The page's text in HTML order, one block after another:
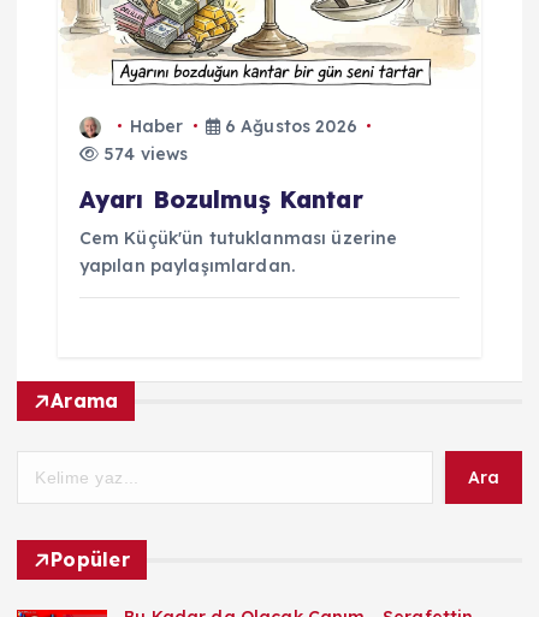
Haber
6 Ağustos 2026
574 views
Ayarı Bozulmuş Kantar
Cem Küçük'ün tutuklanması üzerine
yapılan paylaşımlardan.
Arama
Ara
Popüler